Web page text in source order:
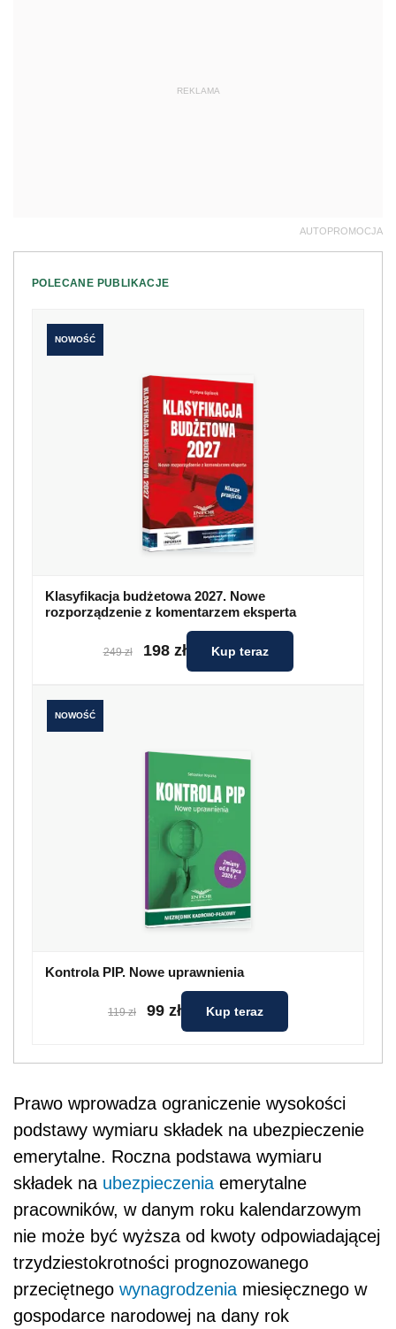
REKLAMA
AUTOPROMOCJA
POLECANE PUBLIKACJE
NOWOŚĆ
Klasyfikacja budżetowa 2027. Nowe
rozporządzenie z komentarzem eksperta
249 zł 198 zł Kup teraz
NOWOŚĆ
Kontrola PIP. Nowe uprawnienia
119 zł 99 zł Kup teraz
Prawo wprowadza ograniczenie wysokości
podstawy wymiaru składek na ubezpieczenie
emerytalne. Roczna podstawa wymiaru
składek na ubezpieczenia emerytalne
pracowników, w danym roku kalendarzowym
nie może być wyższa od kwoty odpowiadającej
trzydziestokrotności prognozowanego
przeciętnego wynagrodzenia miesięcznego w
gospodarce narodowej na dany rok